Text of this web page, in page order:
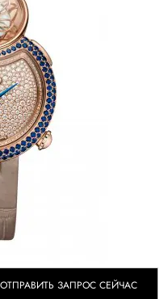
ОТПРАВИТЬ ЗАПРОС СЕЙЧАС